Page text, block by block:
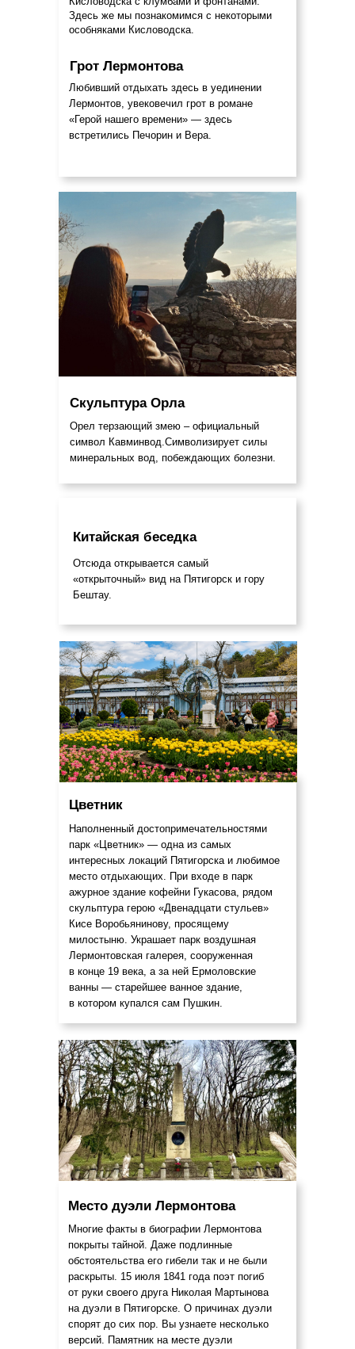
Любивший отдыхать здесь в уединении
Лермонтов, увековечил грот в романе
«Герой нашего времени» — здесь
встретились Печорин и Вера.
Наполненный достопримечательностями
парк «Цветник» — одна из самых
интересных локаций Пятигорска и любимое
место отдыхающих. При входе в парк
ажурное здание кофейни Гукасова, рядом
скульптура герою «Двенадцати стульев»
Кисе Воробьянинову, просящему
милостыню. Украшает парк воздушная
Лермонтовская галерея, сооруженная
в конце 19 века, а за ней Ермоловские
ванны — старейшее ванное здание,
в котором купался сам Пушкин.
Орел терзающий змею – официальный
символ Кавминвод.Символизирует силы
минеральных вод, побеждающих болезни.
Многие факты в биографии Лермонтова
покрыты тайной. Даже подлинные
обстоятельства его гибели так и не были
раскрыты. 15 июля 1841 года поэт погиб
от руки своего друга Николая Мартынова
на дуэли в Пятигорске. О причинах дуэли
спорят до сих пор. Вы узнаете несколько
версий. Памятник на месте дуэли
Здесь же мы познакомимся с некоторыми
особняками Кисловодска.
Грот Лермонтова
Цветник
Скульптура Орла
Место дуэли Лермонтова
Китайская беседка
Отсюда открывается самый
«открыточный» вид на Пятигорск и гору
Бештау.